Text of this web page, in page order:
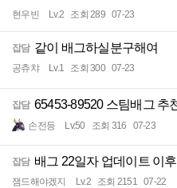
현우빈 Lv.2 조회 289 07-23
잡담 같이 배그하실분구해여
공츄챠 Lv.1 조회 300 07-23
잡담 65453-89520 스팀배그 추
손전등 Lv.50 조회 316 07-23
잡담 배그 22일자 업데이트 이
잼드해야겠지 Lv.2 조회 2151 07-22